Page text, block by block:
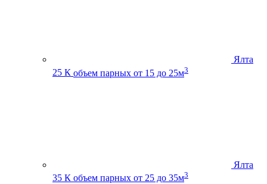
Ялта
25 К объем парных от 15 до 25м3
Ялта
35 К объем парных от 25 до 35м3